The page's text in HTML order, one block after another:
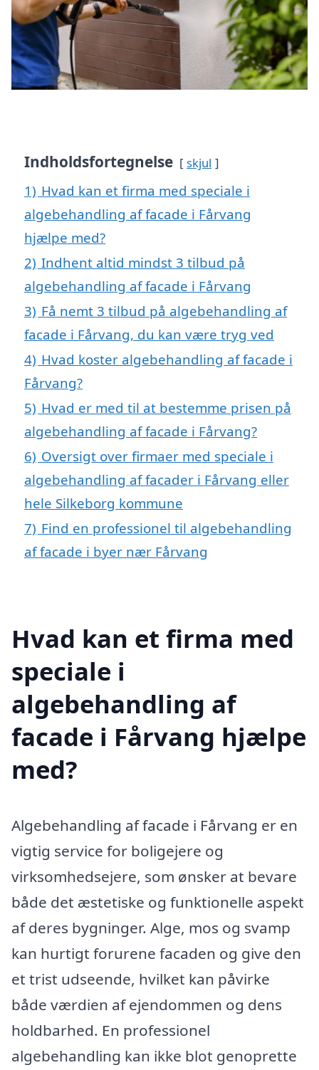
Indholdsfortegnelse skjul
1) Hvad kan et firma med speciale i
algebehandling af facade i Fårvang
hjælpe med?
2) Indhent altid mindst 3 tilbud på
algebehandling af facade i Fårvang
3) Få nemt 3 tilbud på algebehandling af
facade i Fårvang, du kan være tryg ved
4) Hvad koster algebehandling af facade i
Fårvang?
5) Hvad er med til at bestemme prisen på
algebehandling af facade i Fårvang?
6) Oversigt over firmaer med speciale i
algebehandling af facader i Fårvang eller
hele Silkeborg kommune
7) Find en professionel til algebehandling
af facade i byer nær Fårvang
Hvad kan et firma med
speciale i
algebehandling af
facade i Fårvang hjælpe
med?
Algebehandling af facade i Fårvang er en
vigtig service for boligejere og
virksomhedsejere, som ønsker at bevare
både det æstetiske og funktionelle aspekt
af deres bygninger. Alge, mos og svamp
kan hurtigt forurene facaden og give den
et trist udseende, hvilket kan påvirke
både værdien af ejendommen og dens
holdbarhed. En professionel
algebehandling kan ikke blot genoprette